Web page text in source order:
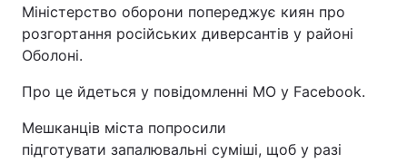
Міністерство оборони попереджує киян про
розгортання російських диверсантів у районі
Оболоні.
Про це йдеться у повідомленні МО у Facebook.
Мешканців міста попросили
підготувати запалювальні суміші, щоб у разі